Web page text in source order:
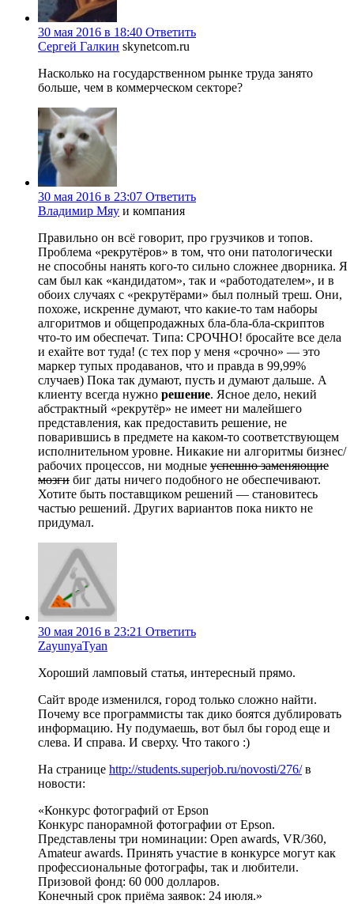
30 мая 2016 в 18:40 Ответить
Сергей Галкин skynetcom.ru
Насколько на государственном рынке труда занято
больше, чем в коммерческом секторе?
30 мая 2016 в 23:07 Ответить
Владимир Мяу и компания
Правильно он всё говорит, про грузчиков и топов.
Проблема «рекрутёров» в том, что они патологически
не способны нанять кого-то сильно сложнее дворника. Я
сам был как «кандидатом», так и «работодателем», и в
обоих случаях с «рекрутёрами» был полный треш. Они,
похоже, искренне думают, что какие-то там наборы
алгоритмов и общепродажных бла-бла-бла-скриптов
что-то им обеспечат. Типа: СРОЧНО! бросайте все дела
и ехайте вот туда! (с тех пор у меня «срочно» — это
маркер тупых продаванов, что и правда в 99,99%
случаев) Пока так думают, пусть и думают дальше. А
клиенту всегда нужно решение. Ясное дело, некий
абстрактный «рекрутёр» не имеет ни малейшего
представления, как предоставить решение, не
поварившись в предмете на каком-то соответствующем
исполнительном уровне. Никакие ни алгоритмы бизнес/
рабочих процессов, ни модные успешно заменяющие
мозги биг даты ничего подобного не обеспечивают.
Хотите быть поставщиком решений — становитесь
частью решений. Других вариантов пока никто не
придумал.
30 мая 2016 в 23:21 Ответить
ZayunyaTyan
Хороший ламповый статья, интересный прямо.
Сайт вроде изменился, город только сложно найти.
Почему все программисты так дико боятся дублировать
информацию. Ну подумаешь, вот был бы город еще и
слева. И справа. И сверху. Что такого :)
На странице http://students.superjob.ru/novosti/276/в
новости:
«Конкурс фотографий от Epson
Конкурс панорамной фотографии от Epson.
Представлены три номинации: Open awards, VR/360,
Amateur awards. Принять участие в конкурсе могут как
профессиональные фотографы, так и любители.
Призовой фонд: 60 000 долларов.
Конечный срок приёма заявок: 24 июля.»